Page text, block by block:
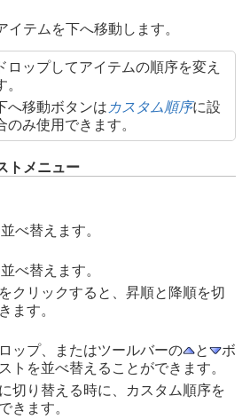
テムを下へ移動します。
ロップしてアイテムの順序を変え
へ移動ボタンはカスタム順序に設
み使用できます。
トメニュー
べ替えます。
べ替えます。
クリックすると、昇順と降順を切
ます。
ップ、またはツールバーの
と
ボ
トを並べ替えることができます。
切り替える時に、カスタム順序を
きます。